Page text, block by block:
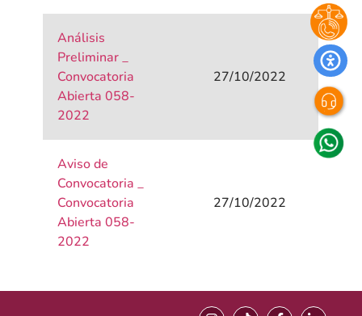
Análisis
Preliminar _
Convocatoria
Abierta 058-
2022
27/10/2022
Aviso de
Convocatoria _
Convocatoria
Abierta 058-
2022
27/10/2022